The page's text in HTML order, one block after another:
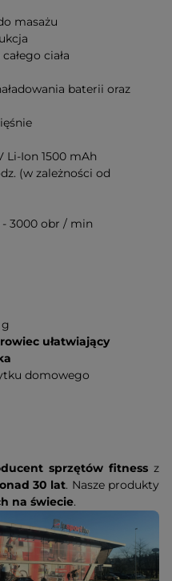
masażu
ciała
baterii oraz
Li-Ion 1500 mAh
(w zależności od
- 3000 obr / min
g
ułatwiający
domowego
sprzętów fitness z
30 lat. Nasze produkty
na świecie.